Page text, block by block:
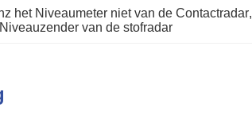
het Niveaumeter niet van de Contactradar,
van de stofradar